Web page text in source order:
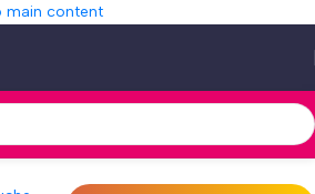
main content
YOOHOO MAX MOON BEAR 15CM